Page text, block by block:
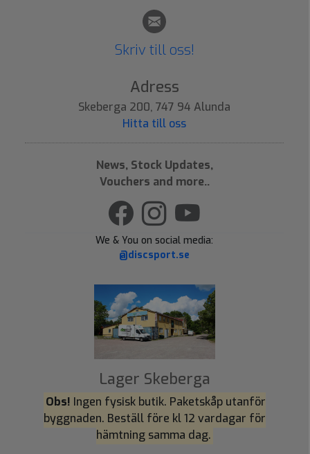
Skriv till oss!
Adress
Skeberga 200, 747 94 Alunda
Hitta till oss
News, Stock Updates,
Vouchers and more..
We & You on social media:
@discsport.se
Lager Skeberga
Obs! Ingen fysisk butik. Paketskåp utanför
byggnaden. Beställ före kl 12 vardagar för
hämtning samma dag.